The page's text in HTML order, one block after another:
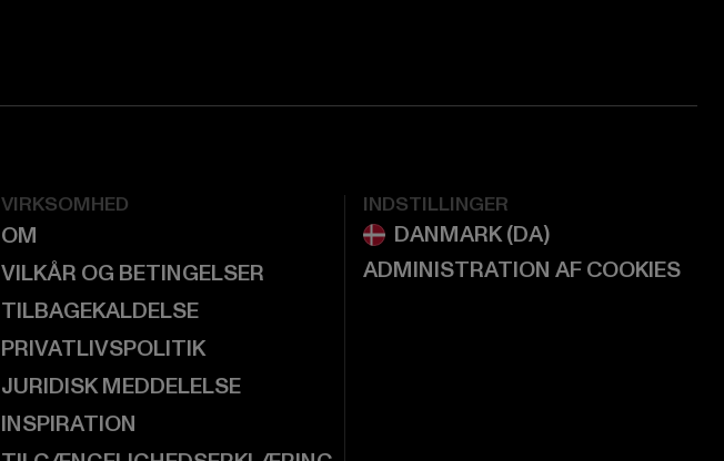
VIRKSOMHED
OM
VILKÅR OG BETINGELSER
TILBAGEKALDELSE
PRIVATLIVSPOLITIK
JURIDISK MEDDELELSE
INSPIRATION
INDSTILLINGER
ADMINISTRATION AF COOKIES